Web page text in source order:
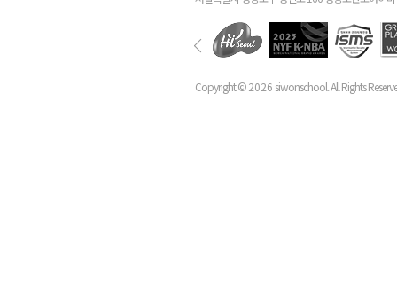
Copyright ©2026 siwonschool. All Rights